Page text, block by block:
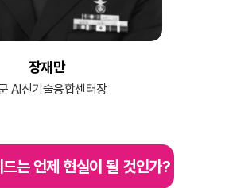
장재만
AI신기술융합센터장
는 언제 현실이 될 것인가?